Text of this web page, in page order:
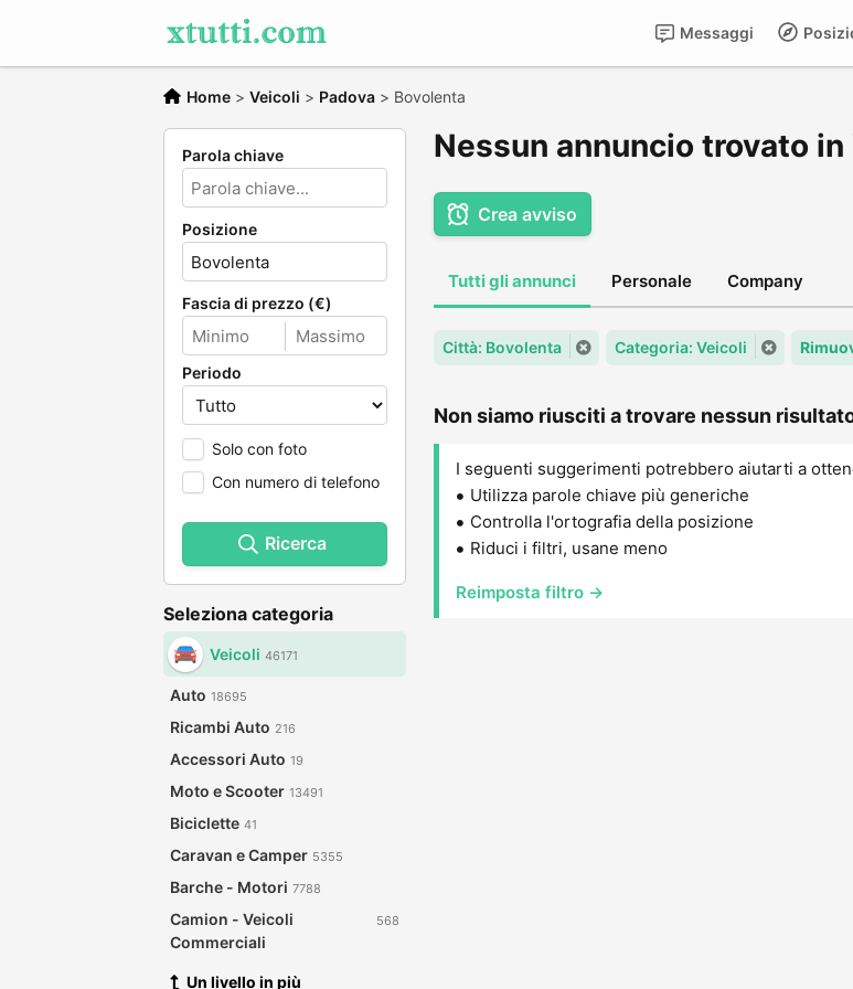
Messaggi
Home > Veicoli > Padova > Bovolenta
Parola chiave
Posizione
Fascia di prezzo (€)
Periodo
Solo con foto
Con numero di telefono
Ricerca
Seleziona categoria
Veicoli 46171
Auto 18695
Ricambi Auto 216
Accessori Auto 19
Moto e Scooter 13491
Biciclette 41
Caravan e Camper 5355
Barche - Motori 7788
Camion - Veicoli
Commerciali
568
Un livello in più
Nessun annuncio trovato
Crea avviso
Tutti gli annunci Personale Company
Città: Bovolenta Categoria: Veicoli
Non siamo riusciti a trovare nessun
I seguenti suggerimenti potrebbero aiutarti a
Utilizza parole chiave più generiche
Controlla l'ortografia della posizione
Riduci i filtri, usane meno
Reimposta filtro →